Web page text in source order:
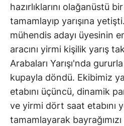
hazırlıklarını olağanüstü
tamamlayıp yarışına
mühendis adayı üyesinin
aracını yirmi kişilik yarış
Arabaları Yarışı'nda
kupayla döndü. Ekibimiz
etabını üçüncü, dinamik
ve yirmi dört saat etabını
tamamlayarak